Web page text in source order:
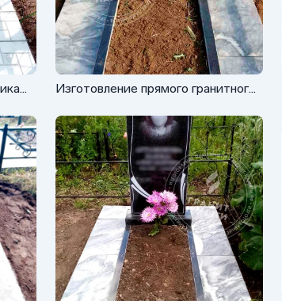
Изготовление прямого гранитного